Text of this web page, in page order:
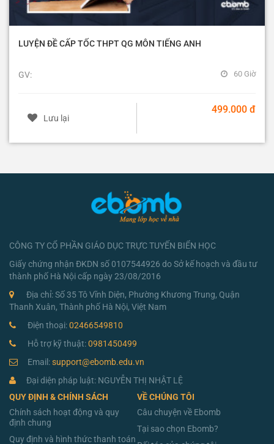
LUYỆN ĐỀ CẤP TỐC THPT QG MÔN TIẾNG ANH
GV: 60 Giờ
Lưu lại
499.000 đ
CÔNG TY CỔ PHẦN GIÁO DỤC TRỰC TUYẾN BIỂN HỌC
Giấy chứng nhận ĐKDN số 0107544926 do Sở kế hoạch và đầu tư
thành phố Hà Nội cấp ngày 23/08/2016
Địa chỉ: Số 35 Tô Vĩnh Diện, Phường Khương Trung, Quận
Thanh Xuân, Thành phố Hà Nội, Việt Nam
Điện thoại:02466549810
Hỗ trợ kỹ thuật:0981450499
Email:support@ebomb.edu.vn
Đại diện pháp luật: NGUYỄN THỊ NHẬT LỆ
QUY ĐỊNH & CHÍNH SÁCH
Chính sách hoạt động và quy
định chung
Quy định và hình thức thanh toán
VỀ CHÚNG TÔI
Câu chuyện về Ebomb
Tại sao chọn Ebomb?